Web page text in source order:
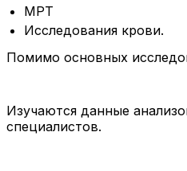
МРТ
Исследования крови.
Помимо основных
Изучаются данные
специалистов.